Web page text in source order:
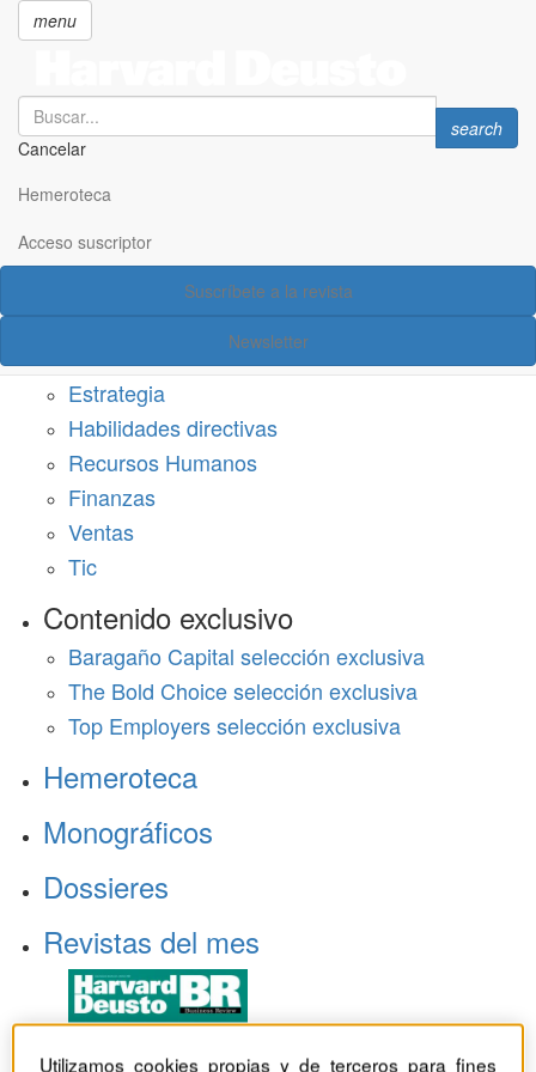
principal
menu
Search
Cancelar
Search
search
Hemeroteca
Acceso suscriptor
Suscríbete a la revista
Newsletter
Acceso suscriptor
Estrategia
Habilidades directivas
Recursos Humanos
Finanzas
Ventas
Tic
Contenido exclusivo
Baragaño Capital selección exclusiva
The Bold Choice selección exclusiva
Top Employers selección exclusiva
Hemeroteca
Monográficos
Dossieres
Revistas del mes
Utilizamos cookies propias y de terceros para fines